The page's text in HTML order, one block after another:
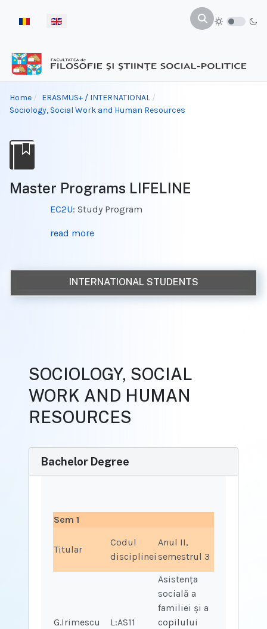
Select your language
Home
ERASMUS+ / INTERNATIONAL
Sociology, Social Work and Human Resources
Master Programs LIFELINE
EC2U: Study Program
read more
SOCIOLOGY, SOCIAL
WORK AND HUMAN
RESOURCES
Bachelor Degree
Sem 1
Titular
Codul
disciplinei
Anul II,
semestrul 3
G.Irimescu L:AS11
Asistența
socială a
familiei și a
copilului
INTERNATIONAL STUDENTS